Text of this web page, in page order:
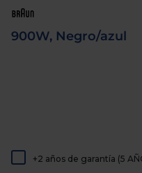
táctiles
pueden
900W, Negro/azul
+2 años de garantía (5